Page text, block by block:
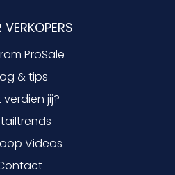
ProSale
& tips
verdien jij?
Videos